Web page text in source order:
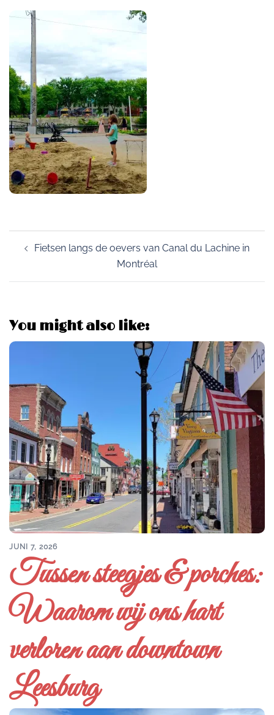
Post
navigation
Fietsen langs de oevers van Canal du Lachine in
Montréal
You might also like:
JUNI 7, 2026
Tussen steegjes & porches:
Waarom wij ons hart
verloren aan downtown
Leesburg